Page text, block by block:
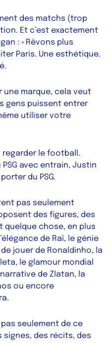
des matchs (trop
Et c’est exactement
: « Rêvons plus
Paris. Une esthétique.
une marque, cela veut
gens puissent entrer
utiliser votre
regarder le football.
PSG avec entrain, Justin
du PSG.
pas seulement
des figures, des
quelque chose, en plus
de Raï, le génie
jouer de Ronaldinho, la
le glamour mondial
de Zlatan, la
ou encore
seulement de ce
signes, des récits, des